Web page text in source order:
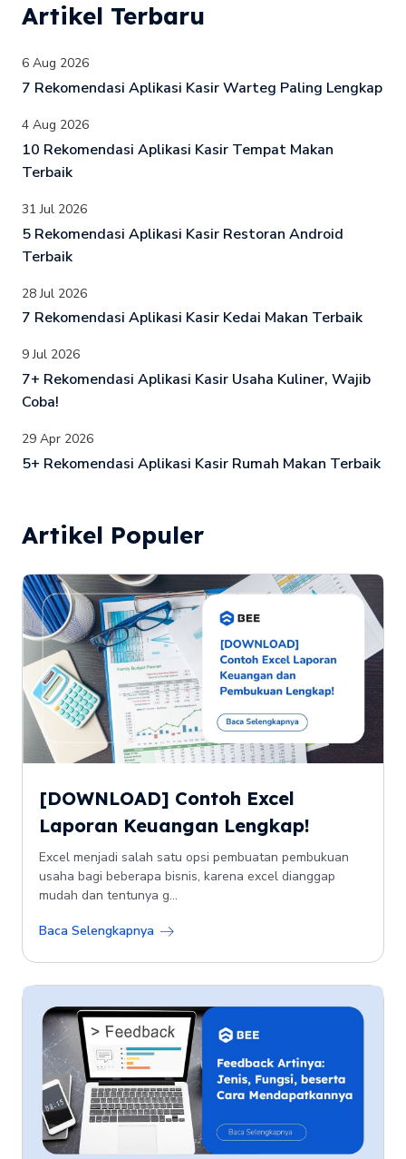
Artikel Terbaru
6 Aug 2026
7 Rekomendasi Aplikasi Kasir Warteg Paling Lengkap
4 Aug 2026
10 Rekomendasi Aplikasi Kasir Tempat Makan
Terbaik
31 Jul 2026
5 Rekomendasi Aplikasi Kasir Restoran Android
Terbaik
28 Jul 2026
7 Rekomendasi Aplikasi Kasir Kedai Makan Terbaik
9 Jul 2026
7+ Rekomendasi Aplikasi Kasir Usaha Kuliner, Wajib
Coba!
29 Apr 2026
5+ Rekomendasi Aplikasi Kasir Rumah Makan Terbaik
Artikel Populer
[DOWNLOAD] Contoh Excel
Laporan Keuangan Lengkap!
Excel menjadi salah satu opsi pembuatan pembukuan
usaha bagi beberapa bisnis, karena excel dianggap
mudah dan tentunya g...
Baca Selengkapnya